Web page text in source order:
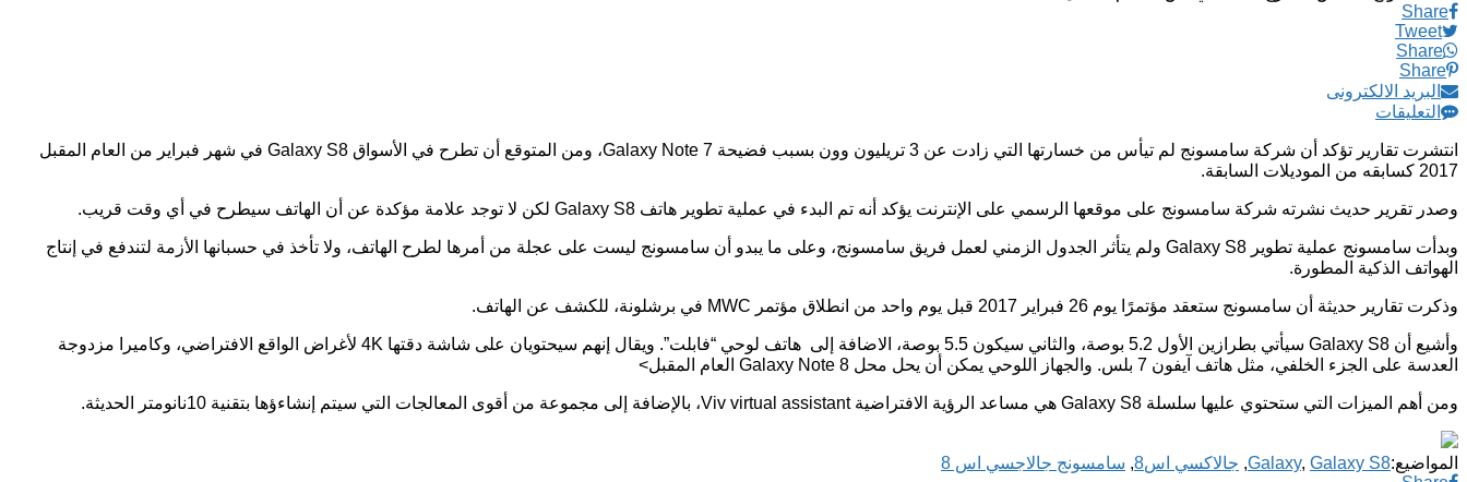
Share
Tweet
Share
Share
البريد الالكترونى
التعليقات
انتشرت تقارير تؤكد أن شركة سامسونج لم تيأس من خسارتها التي زادت عن 3 تريليون وون بسبب فضيحة Galaxy Note 7، ومن المتوقع أن تطرح في الأسواق Galaxy S8 في شهر فبراير من العام المقبل
2017 كسابقه من الموديلات السابقة.
وصدر تقرير حديث نشرته شركة سامسونج على موقعها الرسمي على الإنترنت يؤكد أنه تم البدء في عملية تطوير هاتف Galaxy S8 لكن لا توجد علامة مؤكدة عن أن الهاتف سيطرح في أي وقت قريب.
وبدأت سامسونج عملية تطوير Galaxy S8 ولم يتأثر الجدول الزمني لعمل فريق سامسونج، وعلى ما يبدو أن سامسونج ليست على عجلة من أمرها لطرح الهاتف، ولا تأخذ في حسبانها الأزمة لتندفع في إنتاج
الهواتف الذكية المطورة.
وذكرت تقارير حديثة أن سامسونج ستعقد مؤتمرًا يوم 26 فبراير 2017 قبل يوم واحد من انطلاق مؤتمر MWC في برشلونة، للكشف عن الهاتف.
وأشيع أن Galaxy S8 سيأتي بطرازين الأول 5.2 بوصة، والثاني سيكون 5.5 بوصة، الاضافة إلى هاتف لوحي “فابلت”. ويقال إنهم سيحتويان على شاشة دقتها 4K لأغراض الواقع الافتراضي، وكاميرا مزدوجة
العدسة على الجزء الخلفي، مثل هاتف آيفون 7 بلس. والجهاز اللوحي يمكن أن يحل محل Galaxy Note 8 العام المقبل>
ومن أهم الميزات التي ستحتوي عليها سلسلة Galaxy S8 هي مساعد الرؤية الافتراضية Viv virtual assistant، بالإضافة إلى مجموعة من أقوى المعالجات التي سيتم إنشاءؤها بتقنية 10نانومتر الحديثة.
المواضيع: Galaxy, Galaxy S8
, جالاكسي اس8 , سامسونج جالاجسي اس 8